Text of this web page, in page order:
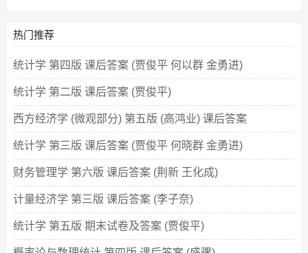
热门推荐
统计学 第四版 课后答案 (贾俊平 何以群 金勇进)
统计学 第二版 课后答案 (贾俊平)
西方经济学 (微观部分) 第五版 (高鸿业) 课后答案
统计学 第三版 课后答案 (贾俊平 何晓群 金勇进)
财务管理学 第六版 课后答案 (荆新 王化成)
计量经济学 第三版 课后答案 (李子奈)
统计学 第五版 期末试卷及答案 (贾俊平)